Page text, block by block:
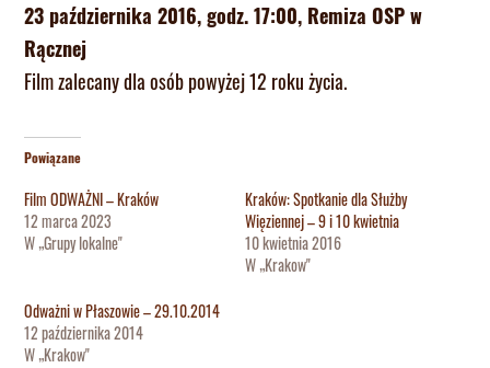
23 października 2016, godz. 17:00, Remiza OSP w
Rącznej
Film zalecany dla osób powyżej 12 roku życia.
Powiązane
Film ODWAŻNI – Kraków
12 marca 2023
W „Grupy lokalne"
Kraków: Spotkanie dla Służby
Więziennej – 9 i 10 kwietnia
10 kwietnia 2016
W „Krakow"
Odważni w Płaszowie – 29.10.2014
12 października 2014
W „Krakow"